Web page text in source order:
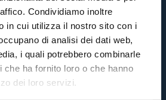
Condividiamo inoltre
in cui utilizza il nostro sito con i
di analisi dei dati web,
i quali potrebbero combinarle
che ha fornito loro o che hanno
dei loro servizi.
Taider